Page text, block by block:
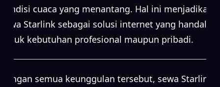
kondisi cuaca yang menantang. Hal ini menjadikan
sewa Starlink sebagai solusi internet yang handal
untuk kebutuhan profesional maupun pribadi.
Dengan semua keunggulan tersebut, sewa Starlink